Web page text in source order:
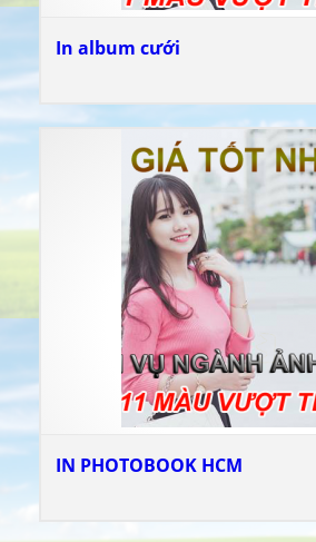
In album cưới
IN PHOTOBOOK HCM